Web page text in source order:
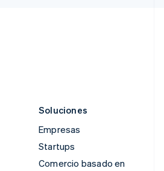
Soluciones
Empresas
Startups
Comercio basado en